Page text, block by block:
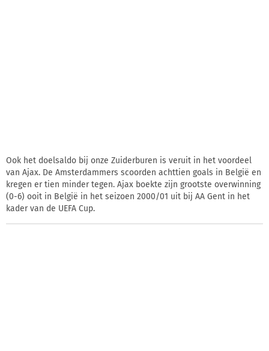
Ook het doelsaldo bij onze Zuiderburen is veruit in het voordeel
van Ajax. De Amsterdammers scoorden achttien goals in België en
kregen er tien minder tegen. Ajax boekte zijn grootste overwinning
(0-6) ooit in België in het seizoen 2000/01 uit bij AA Gent in het
kader van de UEFA Cup.